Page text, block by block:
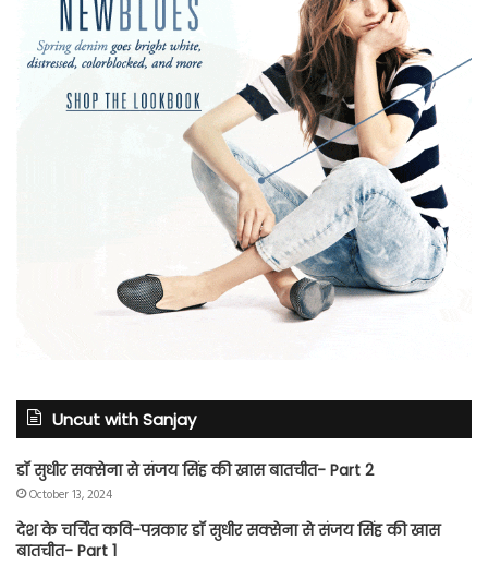
Uncut with Sanjay
डॉ सुधीर सक्सेना से संजय सिंह की खास बातचीत- Part 2
October 13, 2024
देश के चर्चित कवि-पत्रकार डॉ सुधीर सक्सेना से संजय सिंह की खास
बातचीत- Part 1